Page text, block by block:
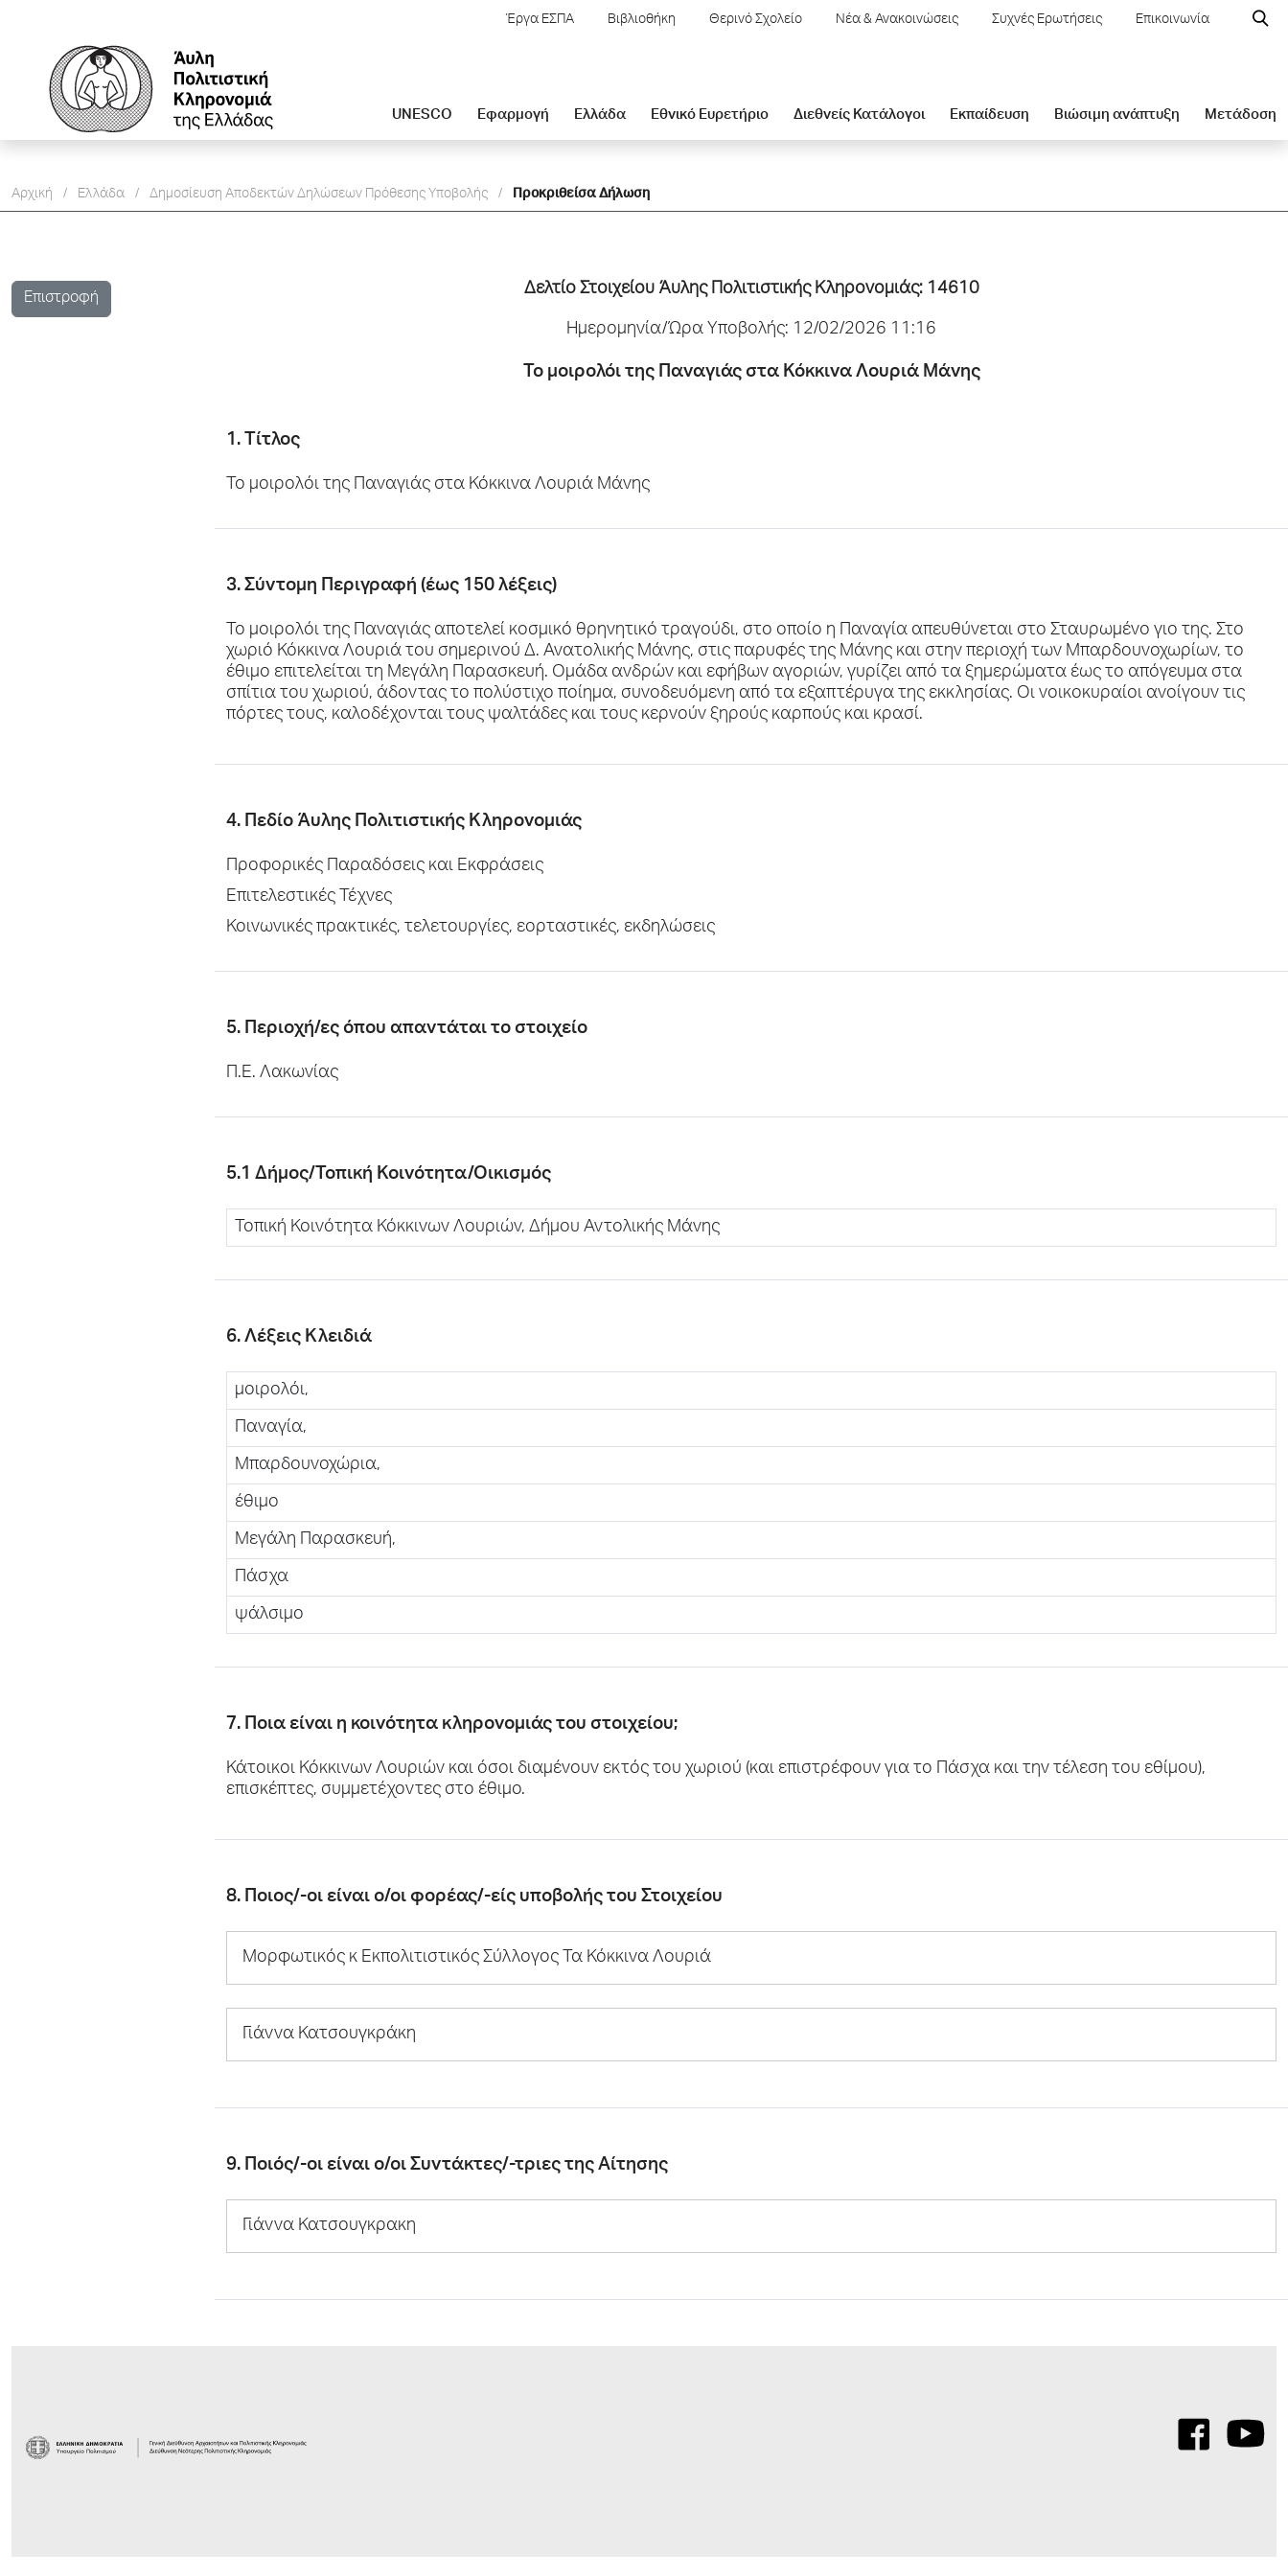
Έργα ΕΣΠΑ Βιβλιοθήκη Θερινό Σχολείο Νέα & Ανακοινώσεις Συχνές Ερωτήσεις Επικοινωνία
UNESCO Εφαρμογή Ελλάδα Εθνικό Ευρετήριο Διεθνείς Κατάλογοι Εκπαίδευση Βιώσιμη ανάπτυξη Μετάδοση
Αρχική / Ελλάδα / Δημοσίευση Aποδεκτών Δηλώσεων Πρόθεσης Υποβολής / Προκριθείσα Δήλωση
Επιστροφή
Δελτίo Στοιχείου Άυλης Πολιτιστικής Κληρονομιάς: 14610
Ημερομηνία/Ώρα Υποβολής: 12/02/2026 11:16
Το μοιρολόι της Παναγιάς στα Κόκκινα Λουριά Μάνης
1. Τίτλος
Το μοιρολόι της Παναγιάς στα Κόκκινα Λουριά Μάνης
3. Σύντομη Περιγραφή (έως 150 λέξεις)
Το μοιρολόι της Παναγιάς αποτελεί κοσμικό θρηνητικό τραγούδι, στο οποίο η Παναγία απευθύνεται στο Σταυρωμένο γιο της. Στο
χωριό Κόκκινα Λουριά του σημερινού Δ. Ανατολικής Μάνης, στις παρυφές της Μάνης και στην περιοχή των Μπαρδουνοχωρίων, το
έθιμο επιτελείται τη Μεγάλη Παρασκευή. Ομάδα ανδρών και εφήβων αγοριών, γυρίζει από τα ξημερώματα έως το απόγευμα στα
σπίτια του χωριού, άδοντας το πολύστιχο ποίημα, συνοδευόμενη από τα εξαπτέρυγα της εκκλησίας. Οι νοικοκυραίοι ανοίγουν τις
πόρτες τους, καλοδέχονται τους ψαλτάδες και τους κερνούν ξηρούς καρπούς και κρασί.
4. Πεδίο Άυλης Πολιτιστικής Κληρονομιάς
Προφορικές Παραδόσεις και Εκφράσεις
Επιτελεστικές Τέχνες
Κοινωνικές πρακτικές, τελετουργίες, εορταστικές, εκδηλώσεις
5. Περιοχή/ες όπου απαντάται το στοιχείο
Π.Ε. Λακωνίας
5.1 Δήμος/Τοπική Κοινότητα/Οικισμός
Τοπική Κοινότητα Κόκκινων Λουριών, Δήμου Αντολικής Μάνης
6. Λέξεις Κλειδιά
μοιρολόι,
Παναγία,
Μπαρδουνοχώρια,
έθιμο
Μεγάλη Παρασκευή,
Πάσχα
ψάλσιμο
7. Ποια είναι η κοινότητα κληρονομιάς του στοιχείου;
Κάτοικοι Κόκκινων Λουριών και όσοι διαμένουν εκτός του χωριού (και επιστρέφουν για το Πάσχα και την τέλεση του εθίμου),
επισκέπτες, συμμετέχοντες στο έθιμο.
8. Ποιος/-οι είναι ο/οι φορέας/-είς υποβολής του Στοιχείου
Μορφωτικός κ Εκπολιτιστικός Σύλλογος Τα Κόκκινα Λουριά
Γιάννα Κατσουγκράκη
9. Ποιός/-οι είναι ο/οι Συντάκτες/-τριες της Αίτησης
Γιάννα Κατσουγκρακη